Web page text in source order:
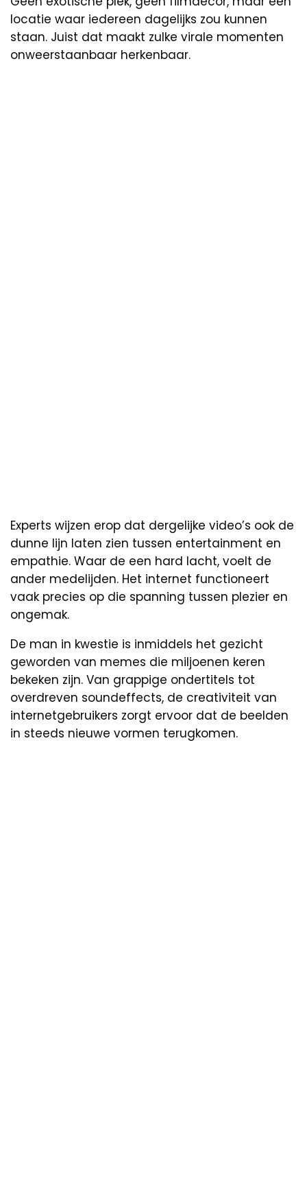
locatie waar iedereen dagelijks zou kunnen
staan. Juist dat maakt zulke virale momenten
onweerstaanbaar herkenbaar.
Experts wijzen erop dat dergelijke video’s ook de
dunne lijn laten zien tussen entertainment en
empathie. Waar de een hard lacht, voelt de
ander medelijden. Het internet functioneert
vaak precies op die spanning tussen plezier en
ongemak.
De man in kwestie is inmiddels het gezicht
geworden van memes die miljoenen keren
bekeken zijn. Van grappige ondertitels tot
overdreven soundeffects, de creativiteit van
internetgebruikers zorgt ervoor dat de beelden
in steeds nieuwe vormen terugkomen.